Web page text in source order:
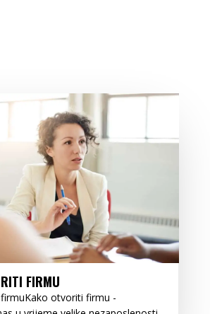
FIRMU
otvoriti firmu -